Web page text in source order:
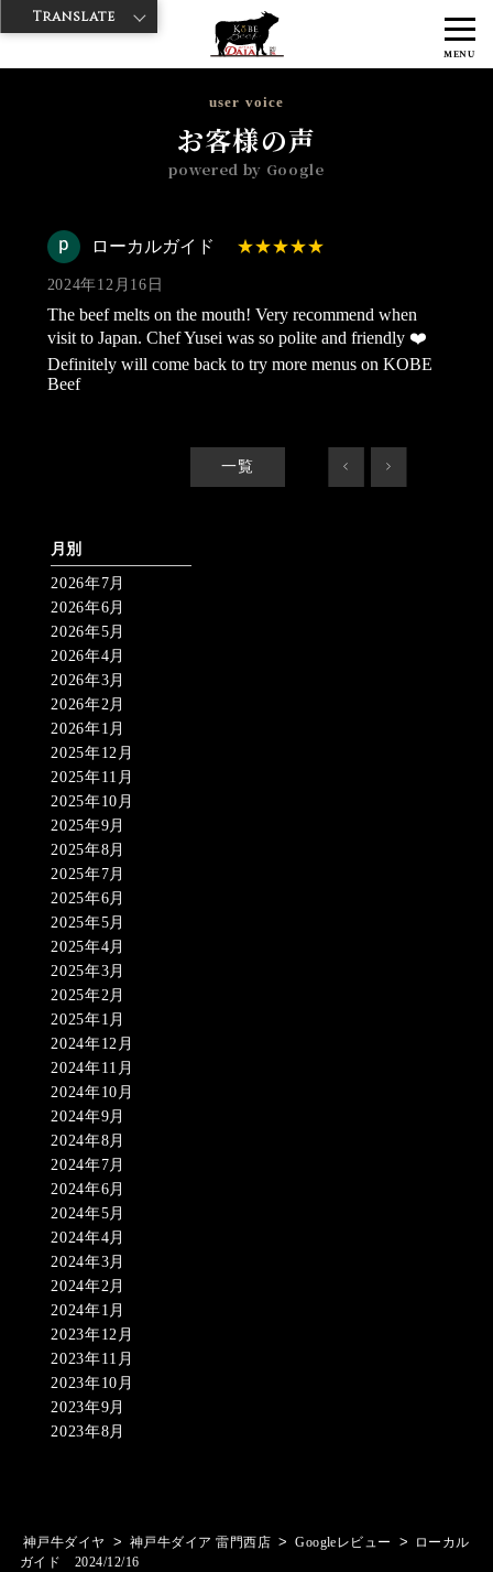
MENU
神戸牛ダイヤ > 神戸牛ダイア 雷門西店
ローカル
user voice
お客様の声
powered by Google
ローカルガイド
2024年12月16日
The beef melts on the mouth! Very recommend when
visit to Japan. Chef Yusei was so polite and friendly ❤️
Definitely will come back to try more menus on KOBE
Beef
一覧 < >
月別
2026年7月
2026年6月
2026年5月
2026年4月
2026年3月
2026年2月
2026年1月
2025年12月
2025年11月
2025年10月
2025年9月
2025年8月
2025年7月
2025年6月
2025年5月
2025年4月
2025年3月
2025年2月
2025年1月
2024年12月
2024年11月
2024年10月
2024年9月
2024年8月
2024年7月
2024年6月
2024年5月
2024年4月
2024年3月
2024年2月
2024年1月
2023年12月
2023年11月
2023年10月
2023年9月
2023年8月
神戸牛ダイヤ > 神戸牛ダイア 雷門西店 > Googleレビュー >
ローカル
ガイド 2024/12/16
Translate